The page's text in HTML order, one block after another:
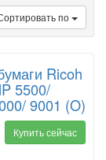
по
Ricoh
5500/
9001 (O)
Купить сейчас